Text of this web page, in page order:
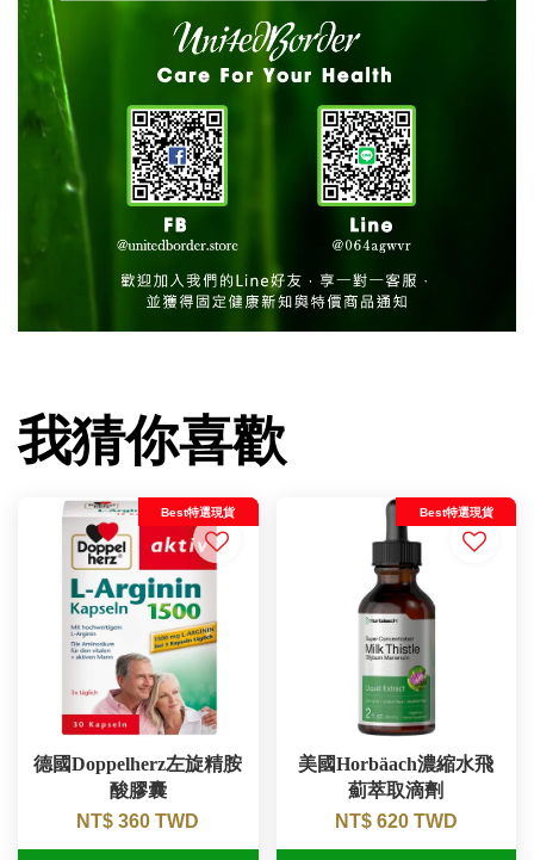
我猜你喜歡
Best特選現貨
德國Doppelherz左旋精胺
酸膠囊
NT$ 360 TWD
Best特選現貨
美國Horbäach濃縮水飛
薊萃取滴劑
NT$ 620 TWD